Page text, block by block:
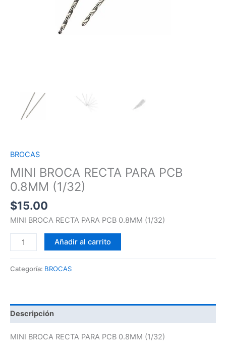
BROCAS
MINI BROCA RECTA PARA PCB
0.8MM (1/32)
$15.00
MINI BROCA RECTA PARA PCB 0.8MM (1/32)
Añadir al carrito
Categoría: BROCAS
Descripción
MINI BROCA RECTA PARA PCB 0.8MM (1/32)